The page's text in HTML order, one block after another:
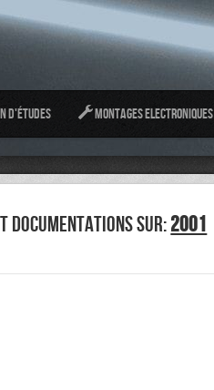
d'études Montages Electroniques
DOCUMENTATIONS SUR:2001